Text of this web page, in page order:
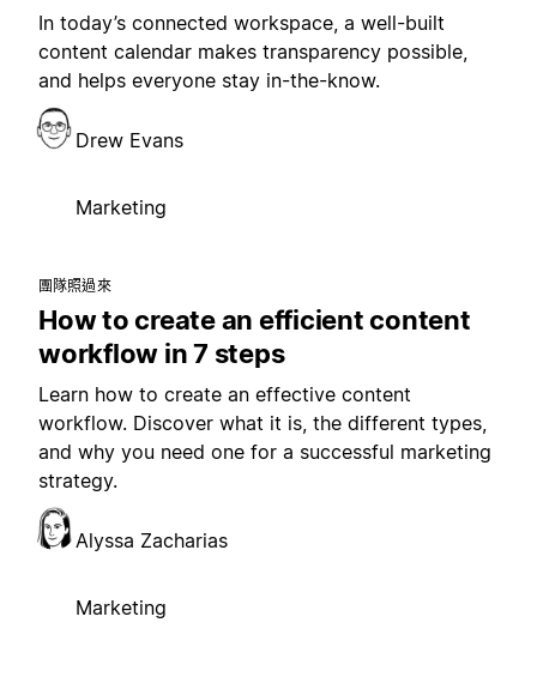
In today’s connected workspace, a well-built
content calendar makes transparency possible,
and helps everyone stay in-the-know.
Drew Evans
Marketing
團隊照過來
How to create an efficient content
workflow in 7 steps
Learn how to create an effective content
workflow. Discover what it is, the different types,
and why you need one for a successful marketing
strategy.
Alyssa Zacharias
Marketing